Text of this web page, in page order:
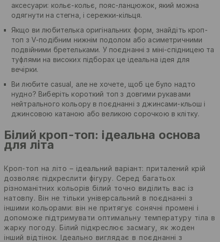
аксесуари: кольє-кольє, пояс-ланцюжок, який можна
одягнути на стегна, і сережки-кільця.
Якщо ви любителька оригінальних форм, знайдіть кроп-
топ з V-подібним нижнім подолом або асиметричними
подвійними бретельками. У поєднанні з міні-спідницею та
туфлями на високих підборах це ідеальна ідея для
вечірки.
Ви любите casual, але не хочете, щоб це було надто
нудно? Виберіть короткий топ з довгими рукавами
нейтрального кольору в поєднанні з джинсами-кльош і
джинсовою катаною або великою сорочкою в клітку.
Білий кроп-топ: ідеальна основа
для літа
Кроп-топ на літо – ідеальний варіант: приталений крій
дозволяє підкреслити фігуру. Серед багатьох
різноманітних кольорів білий точно виділить вас із
натовпу. Він не тільки універсальний в поєднанні з
іншими кольорами: він не притягує сонячні промені і
допоможе підтримувати оптимальну температуру тіла в
жарку погоду. Білий підкреслює засмагу, як жоден
інший відтінок. Ідеально виглядає в поєднанні з